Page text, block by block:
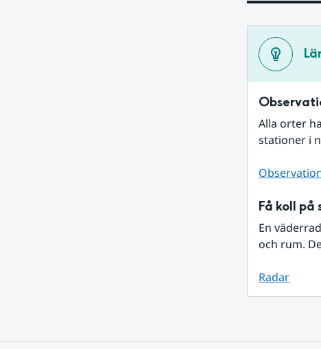
Alla orter
stationer i
Få koll på
En
och rum.
Radar